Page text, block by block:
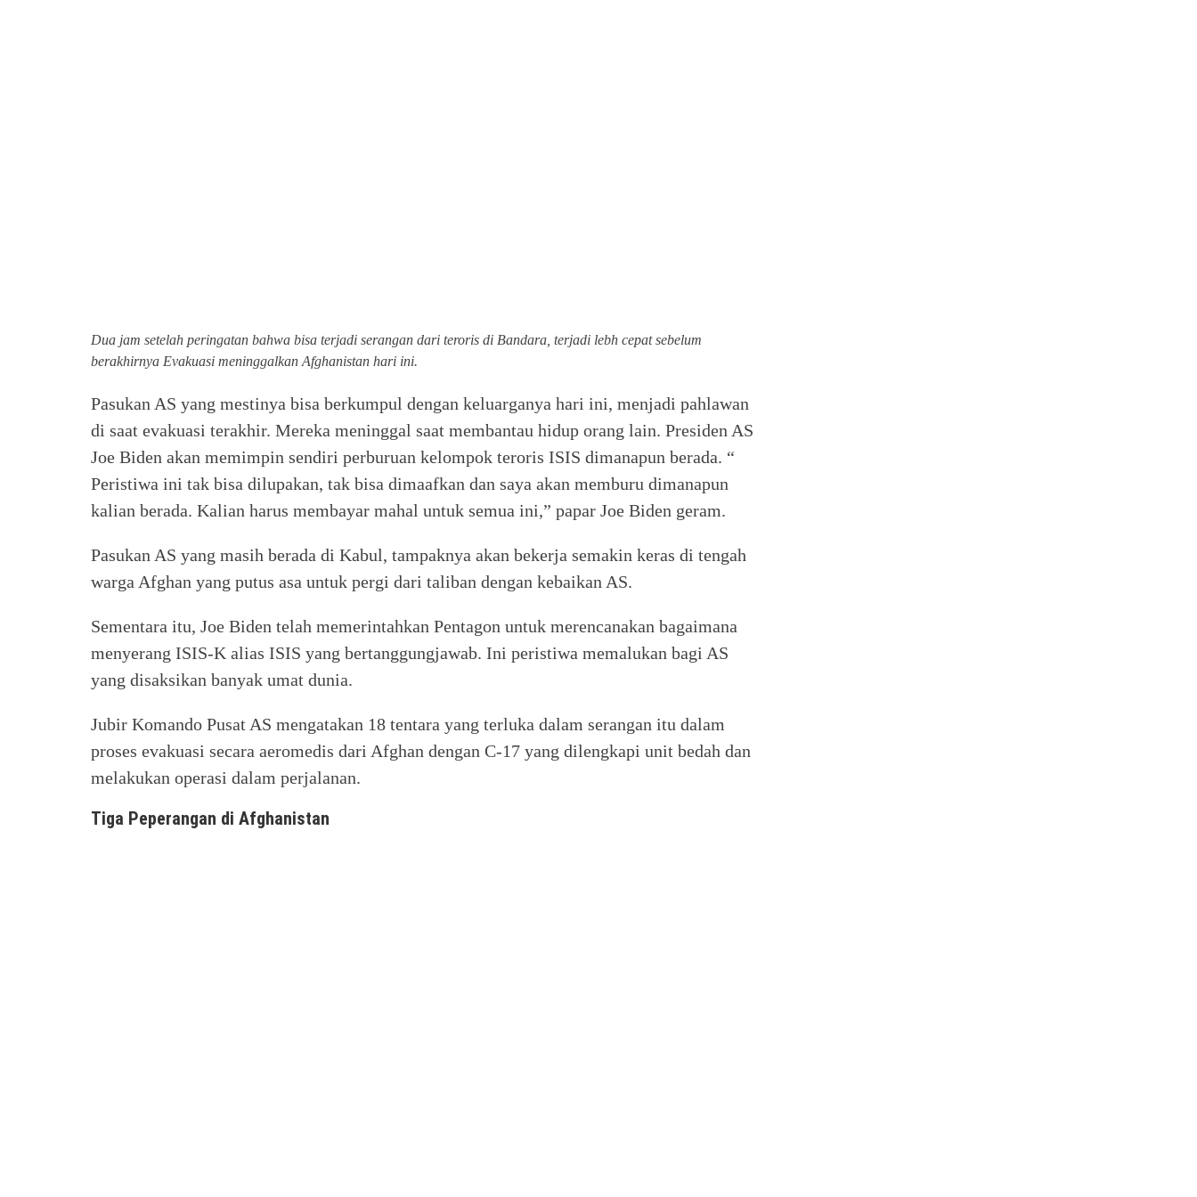
Dua jam setelah peringatan bahwa bisa terjadi serangan dari teroris di Bandara, terjadi lebh cepat sebelum
berakhirnya Evakuasi meninggalkan Afghanistan hari ini.
Pasukan AS yang mestinya bisa berkumpul dengan keluarganya hari ini, menjadi pahlawan
di saat evakuasi terakhir. Mereka meninggal saat membantau hidup orang lain. Presiden AS
Joe Biden akan memimpin sendiri perburuan kelompok teroris ISIS dimanapun berada. “
Peristiwa ini tak bisa dilupakan, tak bisa dimaafkan dan saya akan memburu dimanapun
kalian berada. Kalian harus membayar mahal untuk semua ini,” papar Joe Biden geram.
Pasukan AS yang masih berada di Kabul, tampaknya akan bekerja semakin keras di tengah
warga Afghan yang putus asa untuk pergi dari taliban dengan kebaikan AS.
Sementara itu, Joe Biden telah memerintahkan Pentagon untuk merencanakan bagaimana
menyerang ISIS-K alias ISIS yang bertanggungjawab. Ini peristiwa memalukan bagi AS
yang disaksikan banyak umat dunia.
Jubir Komando Pusat AS mengatakan 18 tentara yang terluka dalam serangan itu dalam
proses evakuasi secara aeromedis dari Afghan dengan C-17 yang dilengkapi unit bedah dan
melakukan operasi dalam perjalanan.
Tiga Peperangan di Afghanistan